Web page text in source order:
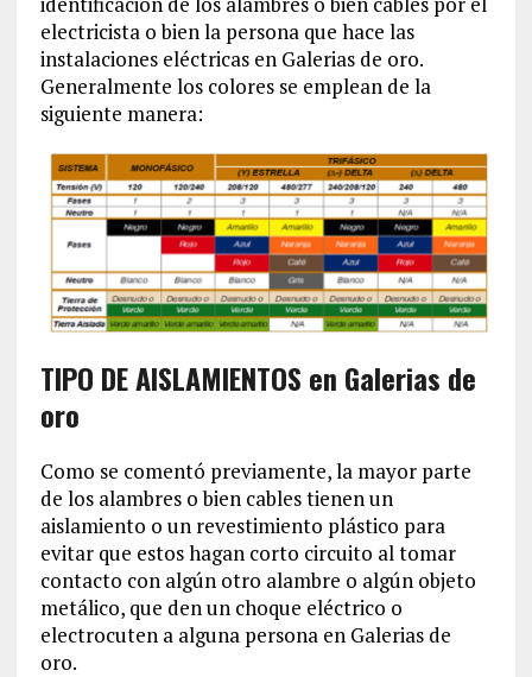
electricista o bien la persona que hace las
instalaciones eléctricas en Galerias de oro.
Generalmente los colores se emplean de la
siguiente manera:
TIPO DE AISLAMIENTOS en Galerias de
oro
Como se comentó previamente, la mayor parte
de los alambres o bien cables tienen un
aislamiento o un revestimiento plástico para
evitar que estos hagan corto circuito al tomar
contacto con algún otro alambre o algún objeto
metálico, que den un choque eléctrico o
electrocuten a alguna persona en Galerias de
oro.